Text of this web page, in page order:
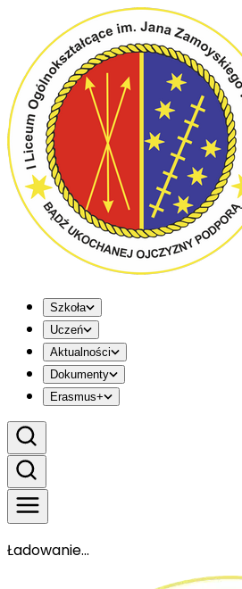
Szkoła
Uczeń
Aktualności
Dokumenty
Erasmus+
Ładowanie...